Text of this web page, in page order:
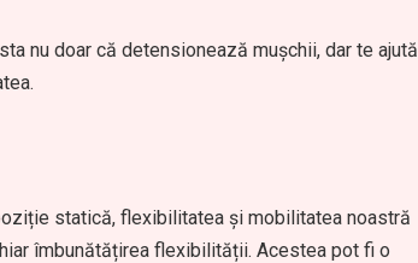
nu doar că detensionează mușchii, dar te ajută
statică, flexibilitatea și mobilitatea noastră
îmbunătățirea flexibilității. Acestea pot fi o